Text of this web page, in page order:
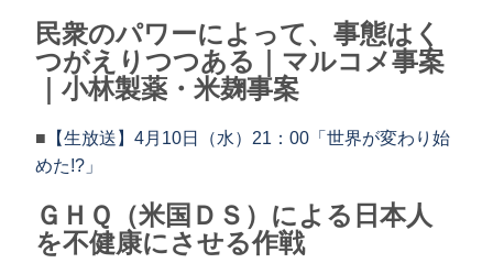
民衆のパワーによって、事態はく
つがえりつつある｜マルコメ事案
｜小林製薬・米麹事案
■ 【生放送】4月10日（水）21：00「世界が変わり始
めた!?」
ＧＨＱ（米国ＤＳ）による日本人
を不健康にさせる作戦